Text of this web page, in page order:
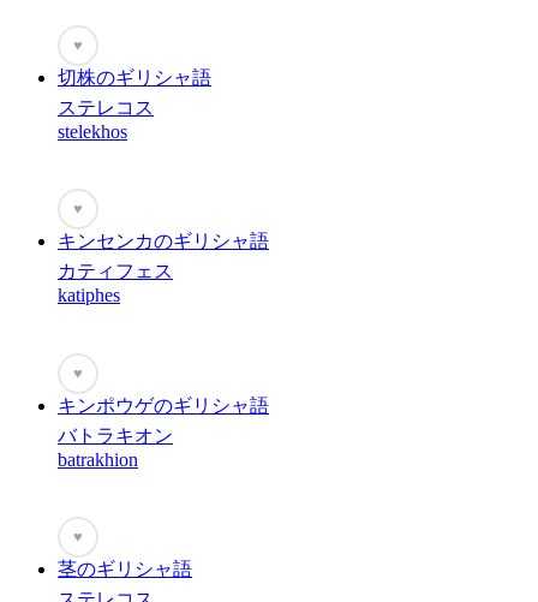
♥
切株のギリシャ語
ステレコス
stelekhos
♥
キンセンカのギリシャ語
カティフェス
katiphes
♥
キンポウゲのギリシャ語
バトラキオン
batrakhion
♥
茎のギリシャ語